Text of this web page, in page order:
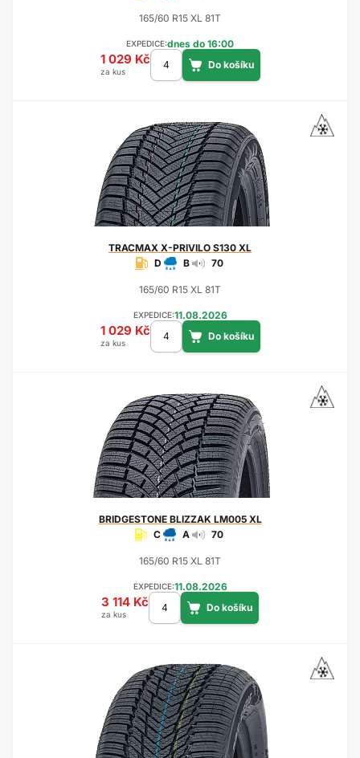
165/60 R15 XL 81T
EXPEDICE:dnes do 16:00
1 029 Kč
za kus
TRACMAX X-PRIVILO S130 XL
D
B 70
165/60 R15 XL 81T
EXPEDICE:11.08.2026
1 029 Kč
za kus
BRIDGESTONEBLIZZAK LM005 XL
C
A 70
165/60 R15 XL 81T
EXPEDICE:11.08.2026
3 114 Kč
za kus